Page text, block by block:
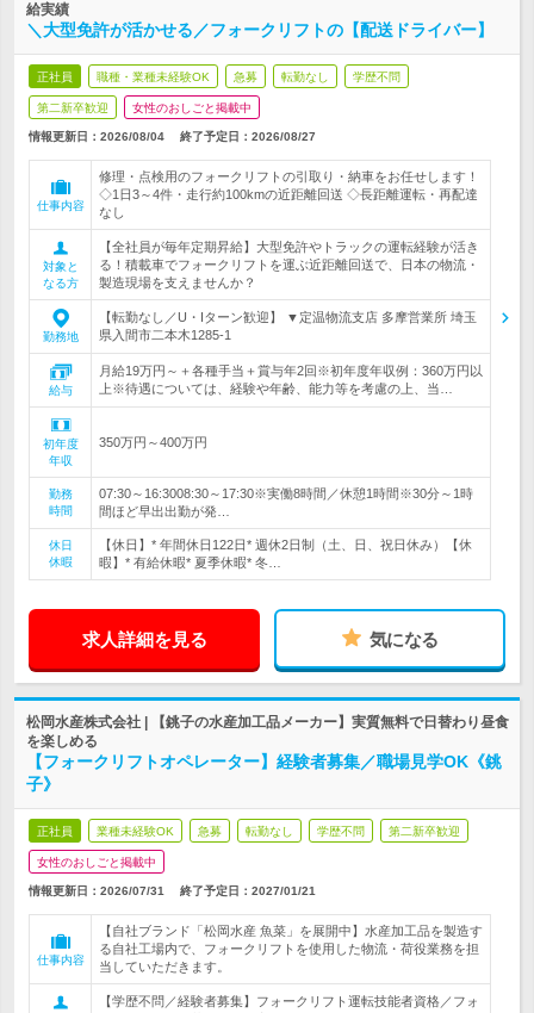
給実績
＼大型免許が活かせる／フォークリフトの【配送ドライバー】
正社員 職種・業種未経験OK 急募 転勤なし 学歴不問
第二新卒歓迎 女性のおしごと掲載中
情報更新日：2026/08/04 終了予定日： 2026/08/27
仕事内容
修理・点検用のフォークリフトの引取り・納車をお任せします！
◇1日3～4件・走行約100kmの近距離回送 ◇長距離運転・再配達
なし
対象と
なる方
【全社員が毎年定期昇給】大型免許やトラックの運転経験が活き
る！積載車でフォークリフトを運ぶ近距離回送で、日本の物流・
製造現場を支えませんか？
勤務地
【転勤なし／U・Iターン歓迎】 ▼定温物流支店 多摩営業所 埼玉
県入間市二本木1285-1
給与
月給19万円～＋各種手当＋賞与年2回※初年度年収例：360万円以
上※待遇については、経験や年齢、能力等を考慮の上、当…
初年度
年収
350万円～400万円
勤務
時間
07:30～16:3008:30～17:30※実働8時間／休憩1時間※30分～1時
間ほど早出出勤が発…
休日
休暇
【休日】* 年間休日122日* 週休2日制（土、日、祝日休み）【休
暇】* 有給休暇* 夏季休暇* 冬…
求人詳細を見る 気になる
松岡水産株式会社 | 【銚子の水産加工品メーカー】実質無料で日替わり昼食
を楽しめる
【フォークリフトオペレーター】経験者募集／職場見学OK《銚
子》
正社員 業種未経験OK 急募 転勤なし 学歴不問 第二新卒歓迎
女性のおしごと掲載中
情報更新日：2026/07/31 終了予定日： 2027/01/21
仕事内容
【自社ブランド「松岡水産 魚菜」を展開中】水産加工品を製造す
る自社工場内で、フォークリフトを使用した物流・荷役業務を担
当していただきます。
【学歴不問／経験者募集】フォークリフト運転技能者資格／フォ